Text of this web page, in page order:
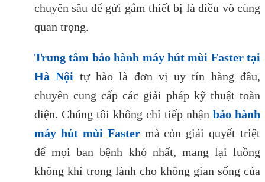
chuyên sâu để gửi gắm thiết bị là điều vô cùng
quan trọng.
Trung tâm bảo hành máy hút mùi Faster tại
Hà Nội tự hào là đơn vị uy tín hàng đầu,
chuyên cung cấp các giải pháp kỹ thuật toàn
diện. Chúng tôi không chỉ tiếp nhận bảo hành
máy hút mùi Fastermà còn giải quyết triệt
để mọi ban bệnh khó nhất, mang lại luồng
không khí trong lành cho không gian sống của